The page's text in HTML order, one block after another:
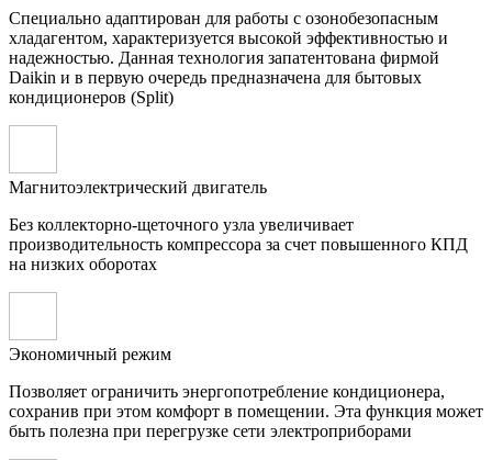
Специально адаптирован для работы с озонобезопасным
хладагентом, характеризуется высокой эффективностью и
надежностью. Данная технология запатентована фирмой
Daikin и в первую очередь предназначена для бытовых
кондиционеров (Split)
Магнитоэлектрический двигатель
Без коллекторно-щеточного узла увеличивает
производительность компрессора за счет повышенного КПД
на низких оборотах
Экономичный режим
Позволяет ограничить энергопотребление кондиционера,
сохранив при этом комфорт в помещении. Эта функция может
быть полезна при перегрузке сети электроприборами